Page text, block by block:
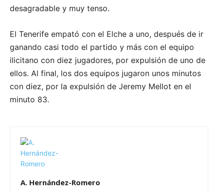
desagradable y muy tenso.
El Tenerife empató con el Elche a uno, después de ir
ganando casi todo el partido y más con el equipo
ilicitano con diez jugadores, por expulsión de uno de
ellos. Al final, los dos equipos jugaron unos minutos
con diez, por la expulsión de Jeremy Mellot en el
minuto 83.
A. Hernández-Romero